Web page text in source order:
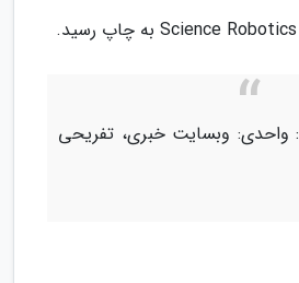
: واحدی: وبسایت خبری، تفریحی